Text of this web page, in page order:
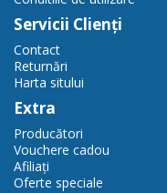
Servicii Clienţi
Contact
Returnări
Harta sitului
Extra
Producători
Vouchere cadou
Afiliaţi
Oferte speciale